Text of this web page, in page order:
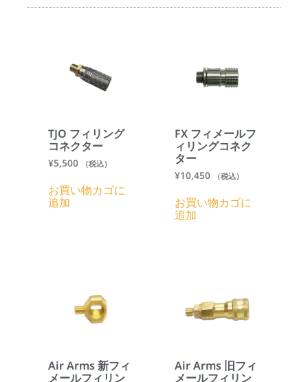
TJO フィリング
コネクター
¥5,500 （税込）
お買い物カゴに
追加
FX フィメールフ
ィリングコネク
ター
¥10,450 （税込）
お買い物カゴに
追加
Air Arms 新フィ
メールフィリン
Air Arms 旧フィ
メールフィリン